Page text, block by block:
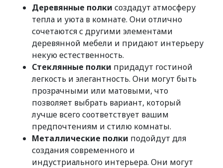
Деревянные полки создадут атмосферу
тепла и уюта в комнате. Они отлично
сочетаются с другими элементами
деревянной мебели и придают интерьеру
некую естественность.
Стеклянные полки придадут гостиной
легкость и элегантность. Они могут быть
прозрачными или матовыми, что
позволяет выбрать вариант, который
лучше всего соответствует вашим
предпочтениям и стилю комнаты.
Металлические полки подойдут для
создания современного и
индустриального интерьера. Они могут